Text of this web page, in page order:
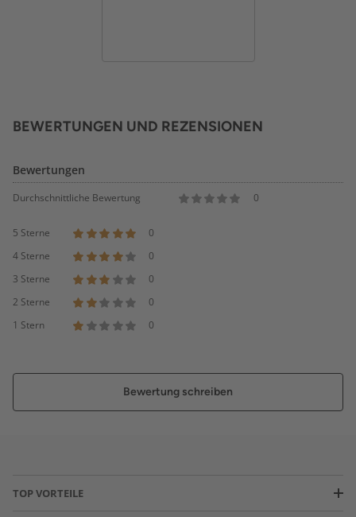
BEWERTUNGEN UND REZENSIONEN
Bewertungen
Durchschnittliche Bewertung 0
5 Sterne
0
4 Sterne
0
3 Sterne
0
2 Sterne
0
1 Stern
0
Bewertung schreiben
TOP VORTEILE